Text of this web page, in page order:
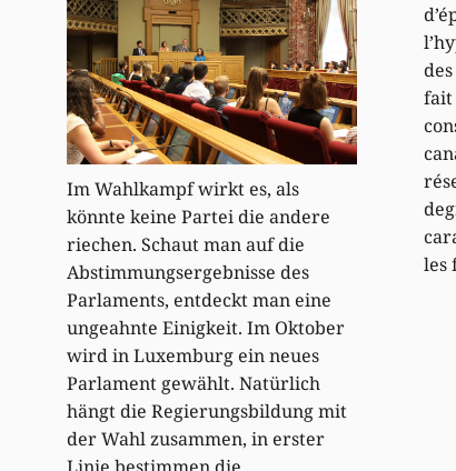
Im Wahlkampf wirkt es, als
könnte keine Partei die andere
riechen. Schaut man auf die
Abstimmungsergebnisse des
Parlaments, entdeckt man eine
ungeahnte Einigkeit. Im Oktober
wird in Luxemburg ein neues
Parlament gewählt. Natürlich
hängt die Regierungsbildung mit
der Wahl zusammen, in erster
fait
les